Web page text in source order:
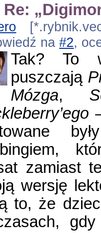
Re:
na#2,
Tak? To
puszczają
Mózga,
zamiast
wersję
to, że
gdy